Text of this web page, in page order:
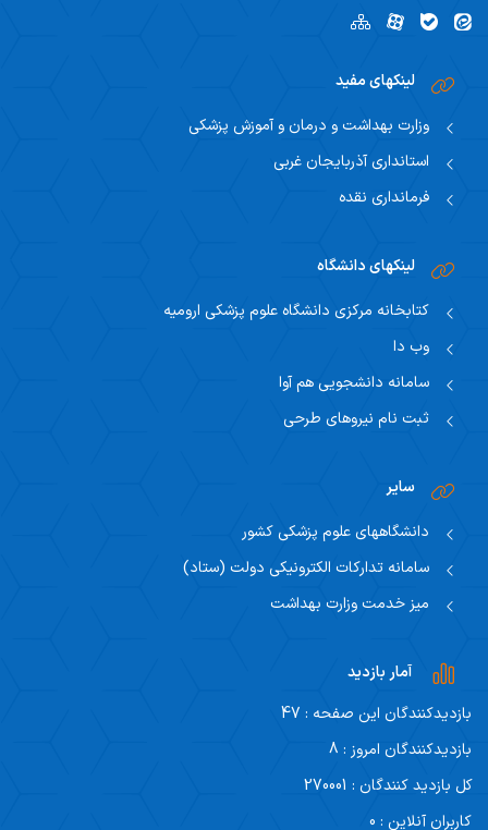
لینکهای مفید
وزارت بهداشت و درمان و آموزش پزشکی
استانداری آذربایجان غربی
فرمانداری نقده
لینکهای دانشگاه
کتابخانه مرکزی دانشگاه علوم پزشکی ارومیه
وب دا
سامانه دانشجویی هم آوا
ثبت نام نیروهای طرحی
سایر
دانشگاههای علوم پزشکی کشور
سامانه تدارکات الکترونیکی دولت (ستاد)
میز خدمت وزارت بهداشت
آمار بازدید
بازدیدکنندگان این صفحه : 47
بازدیدکنندگان امروز : 8
کل بازدید کنندگان : 270001
کاربران آنلاین : 0